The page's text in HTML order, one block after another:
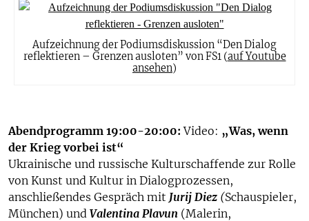
Aufzeichnung der Podiumsdiskussion “Den Dialog
reflektieren – Grenzen ausloten” von FS1 (auf Youtube
ansehen)
Abendprogramm 19:00-20:00: Video: „Was, wenn
der Krieg vorbei ist“
Ukrainische und russische Kulturschaffende zur Rolle
von Kunst und Kultur in Dialogprozessen,
anschließendes Gespräch mit Jurij Diez (Schauspieler,
München) und Valentina Plavun (Malerin,